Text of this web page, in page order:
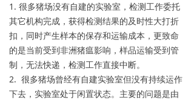
1. 很多猪场没有自建的实验室，检测工作委托
其它机构完成，获得检测结果的及时性大打折
扣，同时产生样本的保存和运输成本，更致命
的是当前受到非洲猪瘟影响，样品运输受到管
制，无法快递，检测工作直接中断。
2. 很多猪场曾经有自建实验室但没有持续运作
下去，实验室处于闲置状态。主要的问题是由